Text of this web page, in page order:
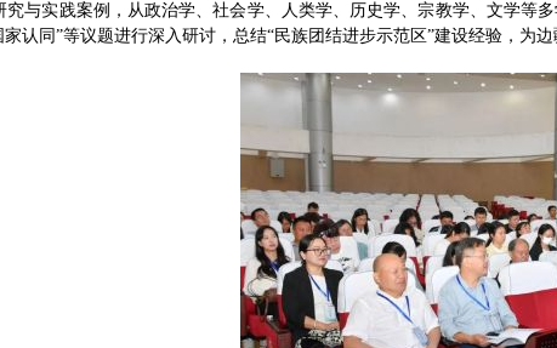
究与实践案例，从政治学、社会学、人类学、历史学、宗教学、文学等
家认同”等议题进行深入研讨，总结“民族团结进步示范区”建设经验，为边